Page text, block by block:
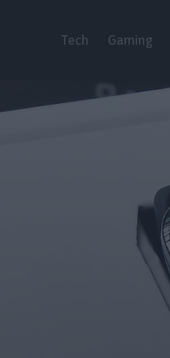
Tech Gaming